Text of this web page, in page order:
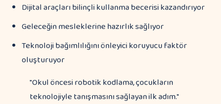
Dijital araçları bilinçli kullanma becerisi kazandırıyor
Geleceğin mesleklerine hazırlık sağlıyor
Teknoloji bağımlılığını önleyici koruyucu faktör
oluşturuyor
"Okul öncesi robotik kodlama, çocukların
teknolojiyle tanışmasını sağlayan ilk adım."